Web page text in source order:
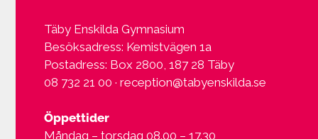
Täby Enskilda Gymnasium
Besöksadress: Kemistvägen 1a
Postadress: Box 2800, 187 28 Täby
08 732 21 00 · reception@tabyenskilda.se
Öppettider
Måndag – torsdag 08.00 – 17.30